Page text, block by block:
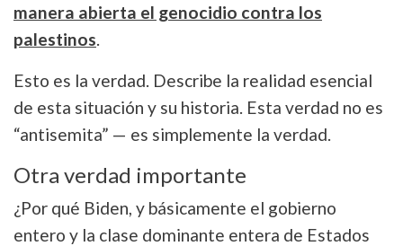
manera abierta el genocidio contra los
palestinos.
Esto es la verdad. Describe la realidad esencial
de esta situación y su historia. Esta verdad no es
“antisemita” — es simplemente la verdad.
Otra verdad importante
¿Por qué Biden, y básicamente el gobierno
entero y la clase dominante entera de Estados